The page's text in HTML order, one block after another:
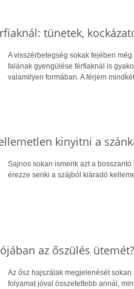
tünetek,
A visszérbetegség sokak fejében
falának gyengülése férfiaknál is
valamilyen formában. A férjem
kinyitni a
Sajnos sokan ismerik azt a
érezze senki a szájból kiáradó
az őszülés ütemét?
Az ősz hajszálak megjelenését
folyamat jóval összetettebb annál,